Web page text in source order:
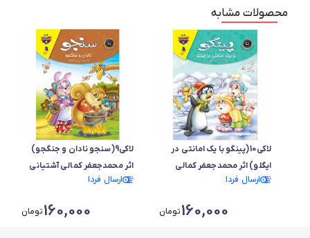
محصولات مشابه
لاکی10(پینگو با یک امانتی در
ایگلو) اثر محمدجعفر کمالی
آشتیانی
ارسال فردا
160,000تومان
لاکی9(سنجو نادان و جنگجو)
اثر محمدجعفر کمالی آشتیانی
ارسال فردا
160,000تومان